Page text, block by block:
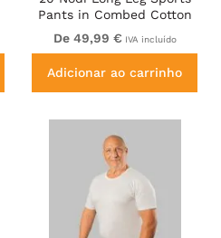
Pants in Combed Cotton
Jersey Black
De 49,99 € IVA incluído
Adicionar ao carrinho